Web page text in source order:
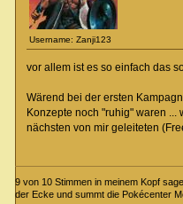
Username: Zanji123
vor allem ist es so einfach das
Wärend bei der ersten
Konzepte noch "ruhig" waren
nächsten von mir geleiteten
9 von 10 Stimmen in meinem Kopf
der Ecke und summt die Pokécenter